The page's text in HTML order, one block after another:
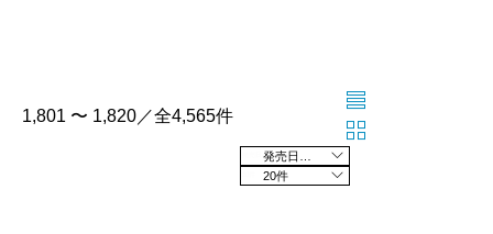
1,801 〜 1,820／全4,565件
20件